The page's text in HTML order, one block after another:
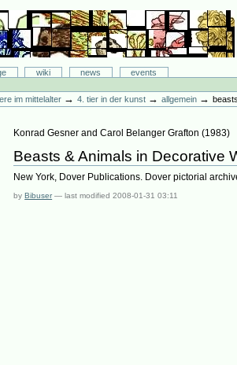
wiki news
events
im mittelalter →4. tier in der kunst →allgemein →
Konrad Gesner and Carol Belanger Grafton (1983)
Beasts & Animals in Decorative
New York, Dover Publications. Dover pictorial
byBibuser —last modified2008-01-31 03:11